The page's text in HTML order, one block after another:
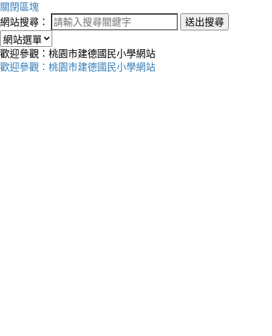
關閉區塊
網站搜尋：
送出搜尋
歡迎參觀：桃園市建德國民小學網站
歡迎參觀：桃園市建德國民小學網站